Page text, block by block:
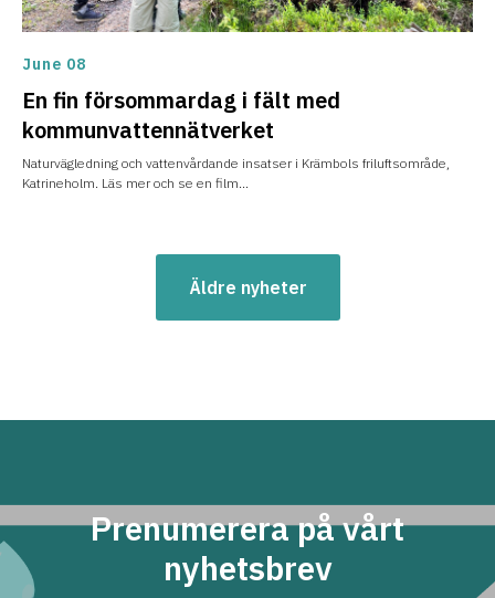
June 08
En fin försommardag i fält med
kommunvattennätverket
Naturvägledning och vattenvårdande insatser i Krämbols friluftsområde,
Katrineholm. Läs mer och se en film...
Äldre nyheter
Prenumerera på vårt
nyhetsbrev